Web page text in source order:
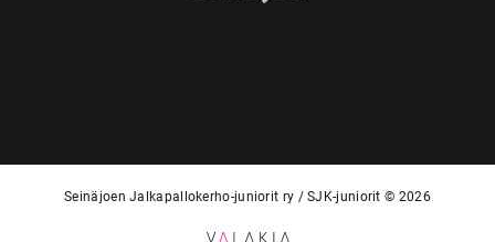
Seinäjoen Jalkapallokerho-juniorit ry / SJK-juniorit © 2026